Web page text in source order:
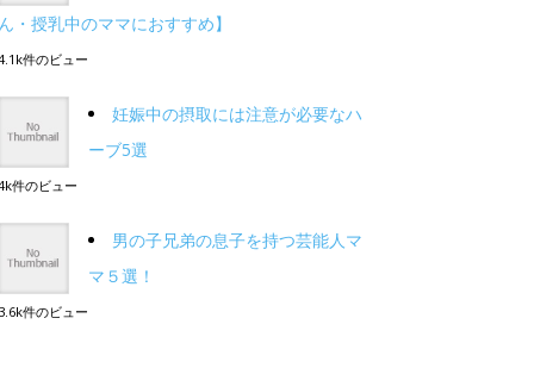
ん・授乳中のママにおすすめ】
件のビュー
妊娠中の摂取には注意が必要なハ
ーブ5選
件のビュー
男の子兄弟の息子を持つ芸能人マ
マ５選！
3.6k件のビュー